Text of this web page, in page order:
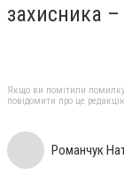
захисника
Якщо ви помітили помилку,
повідомити про це
Романчук